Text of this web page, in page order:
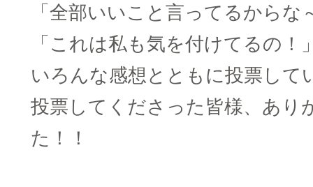
「全部いいこと言ってるからな
「これは私も気を付けてるの！
いろんな感想とともに投票して
投票してくださった皆様、あり
た！！